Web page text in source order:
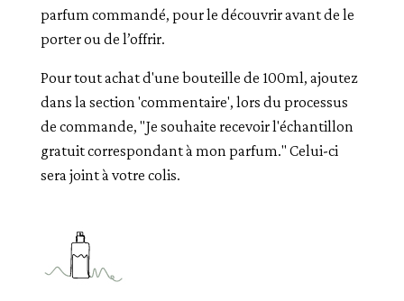
parfum commandé, pour le découvrir avant de le
porter ou de l’offrir.
Pour tout achat d'une bouteille de 100ml, ajoutez
dans la section 'commentaire', lors du processus
de commande, "Je souhaite recevoir l'échantillon
gratuit correspondant à mon parfum." Celui-ci
sera joint à votre colis.